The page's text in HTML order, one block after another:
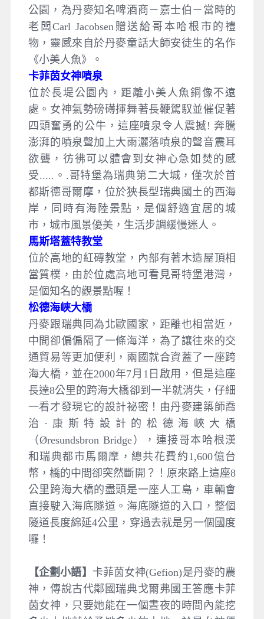
公園，為丹麥知名啤酒商－嘉士伯－當時的
老闆Carl Jacobsen贈送給哥本哈根市的禮
物，靈感來自於丹麥童話大師安徒生的名作
《小美人魚》。
卡菲茵女神噴泉
位於長堤公園內，距離小美人魚銅像不遠
處。女神氣勢磅礡揮舞著長鞭駕馭並催促著
四頭奮勇的公牛，這座噴泉令人震撼! 奔騰
澎湃的噴泉聲加上大雨灑落噴泉的聲音震耳
欲聾，彷彿可以體會到女神心急如焚的感
受.....。.哥特堡為瑞典第二大城，僅次於首
都斯德哥爾摩，位於狹長型瑞典國土的西海
岸，同時有海陸景點，是個舒適宜居的城
市，城市風景優美，生活步調緩慢迷人。
馬斯塔蓋特教堂
位於高地的紅磚教堂，內部有著木造屋頂相
當質樸，由於位處高地可看見哥特堡港灣，
是個知名的觀景點喔！
松德海峽大橋
丹麥跟瑞典同為北歐國家，距離也相當近，
中間卻偏偏隔了一條海洋，為了讓往來的交
通貿易等更加便利，兩國就合資蓋了一座跨
海大橋，並在2000年7月1日啟用，但是這座
長達8公里的跨海大橋卻到一半就消失，仔細
一看才發現它的設計祕密！由丹麥建築師喬
治·康斯特設計的松德海峽大橋
（Øresundsbron Bridge），連接哥本哈根漢
和瑞典都市馬爾摩，總共花費約1,600億台
幣，橋的中間卻突然斷開？！原來路上這座8
公里跨海大橋的盡頭是一座人工島，車輛會
直接駛入海底隧道。海底隧道的入口，整個
隧道長度綿延4公里，穿過去就是另一個國度
囉！
【企劃小語】 卡菲茵女神(Gefion)是丹麥的農
神，傳說古代鄰國瑞典戈爾弗國王答應卡菲
茵女神，只要她能在一個晝夜的時間內能挖